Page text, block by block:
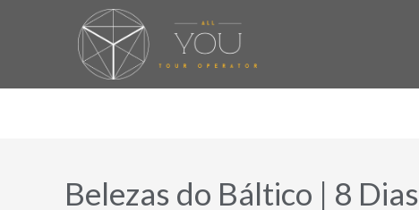
Belezas do Báltico | 8 Dias